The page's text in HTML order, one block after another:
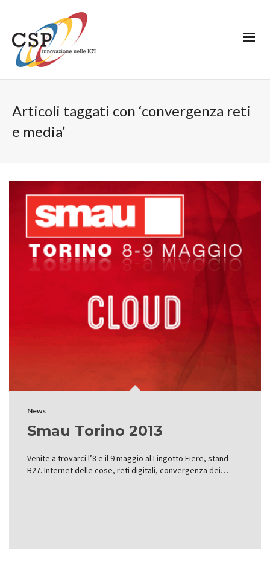
Articoli taggati con ‘convergenza reti
e media’
News
Smau Torino 2013
Venite a trovarci l’8 e il 9 maggio al Lingotto Fiere, stand
B27. Internet delle cose, reti digitali, convergenza dei…